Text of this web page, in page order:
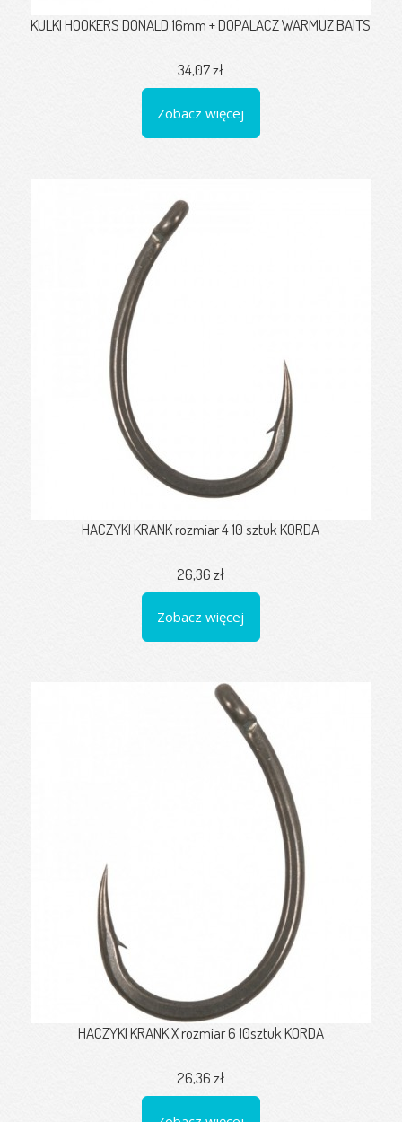
KULKI HOOKERS DONALD 16mm + DOPALACZ WARMUZ BAITS
34,07 zł
Zobacz więcej
HACZYKI KRANK rozmiar 4 10 sztuk KORDA
26,36 zł
Zobacz więcej
HACZYKI KRANK X rozmiar 6 10sztuk KORDA
26,36 zł